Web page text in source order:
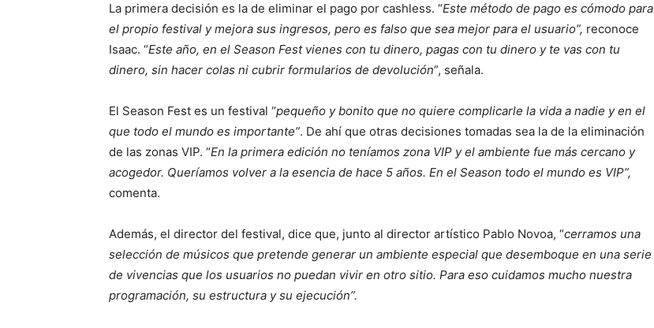
La primera decisión es la de eliminar el pago por cashless. “Este método de pago es cómodo para
el propio festival y mejora sus ingresos, pero es falso que sea mejor para el usuario”, reconoce
Isaac. “Este año, en el Season Fest vienes con tu dinero, pagas con tu dinero y te vas con tu
dinero, sin hacer colas ni cubrir formularios de devolución”, señala.
El Season Fest es un festival “pequeño y bonito que no quiere complicarle la vida a nadie y en el
que todo el mundo es importante”. De ahí que otras decisiones tomadas sea la de la eliminación
de las zonas VIP. “En la primera edición no teníamos zona VIP y el ambiente fue más cercano y
acogedor. Queríamos volver a la esencia de hace 5 años. En el Season todo el mundo es VIP”,
comenta.
Además, el director del festival, dice que, junto al director artístico Pablo Novoa, “cerramos una
selección de músicos que pretende generar un ambiente especial que desemboque en una serie
de vivencias que los usuarios no puedan vivir en otro sitio. Para eso cuidamos mucho nuestra
programación, su estructura y su ejecución”.